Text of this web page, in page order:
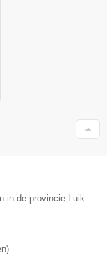
in de provincie Luik.
)